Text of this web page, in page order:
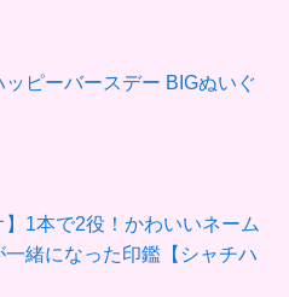
ピーバースデー BIGぬいぐ
】1本で2役！かわいいネーム
一緒になった印鑑【シャチハ